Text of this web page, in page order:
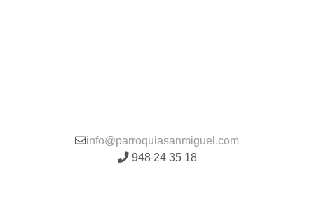
info@parroquiasanmiguel.com
948 24 35 18